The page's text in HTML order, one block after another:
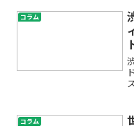
コラム
コラム